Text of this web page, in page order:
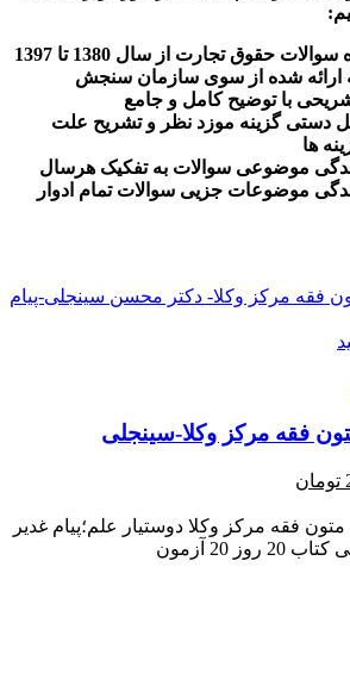
:
گرداوری 20 دوره سوالات حقوق تجارت از سال 1380 تا 1397
ارائه شده از سوی سازمان سنجش
با توضیح کامل و جامع
دستی گزینه موزد نظر و تشریح علت
ها
موضوعی سوالات به تفکیک هرسال
موضوعات جزیی سوالات تمام ادوار
235,000 تومان
تومان
211,500 تومان
است.
20 آزمون متون فقه مرکز وکلا دوستیار علم؛پیام غدیر
20 آزمون